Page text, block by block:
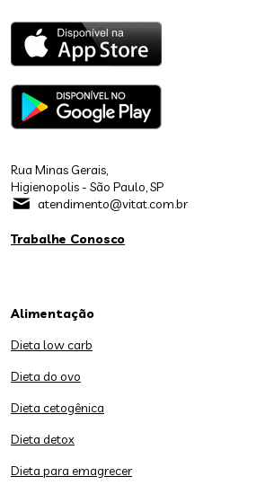
Rua Minas Gerais,
Higienopolis - São Paulo, SP
atendimento@vitat.com.br
Trabalhe Conosco
Alimentação
Dieta low carb
Dieta do ovo
Dieta cetogênica
Dieta detox
Dieta para emagrecer